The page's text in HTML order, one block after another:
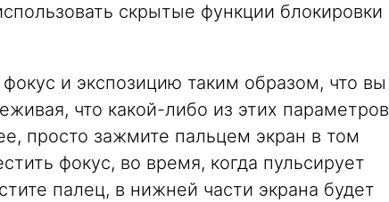
скрытые функции блокировки
и экспозицию таким образом, что вы
что какой-либо из этих параметров
просто зажмите пальцем экран в том
фокус, во время, когда пульсирует
палец, в нижней части экрана будет